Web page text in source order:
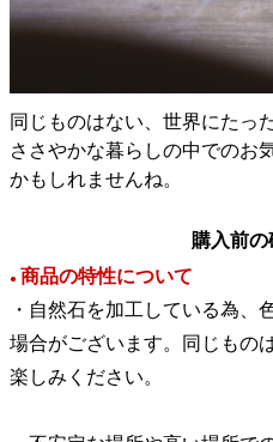
同じものはない、世界にたっ
ささやかな暮らしの中でのお
かもしれませんね。
購入前
● 商品の特性について
・自然石を加工している為、
場合がございます。同じもの
楽しみください。